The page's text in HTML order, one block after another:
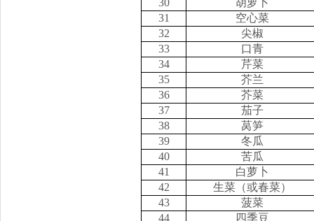
30
胡萝卜
31
空心菜
32
尖椒
33
口青
34
芹菜
35
芥兰
36
芥菜
37
茄子
38
莴笋
39
冬瓜
40
苦瓜
41
白萝卜
42
生菜（或春菜）
43
菠菜
44
四季豆